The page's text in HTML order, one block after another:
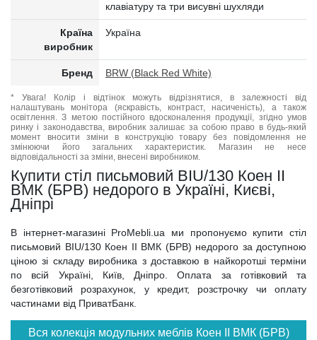
клавіатуру та три висувні шухляди
Країна
виробник
Україна
Бренд BRW (Black Red White)
* Увага! Колір і відтінок можуть відрізнятися, в залежності від
налаштувань монітора (яскравість, контраст, насиченість), а також
освітлення. З метою постійного вдосконалення продукції, згідно умов
ринку і законодавства, виробник залишає за собою право в будь-який
момент вносити зміни в конструкцію товару без повідомлення не
змінюючи його загальних характеристик. Магазин не несе
відповідальності за зміни, внесені виробником.
Купити стіл письмовий BIU/130 Коен II
ВМК (БРВ) недорого в Україні, Києві,
Дніпрі
В інтернет-магазині ProMebli.ua ми пропонуємо купити стіл
письмовий BIU/130 Коен II ВМК (БРВ) недорого за доступною
ціною зі складу виробника з доставкою в найкоротші терміни
по всій Україні, Київ, Дніпро. Оплата за готівковий та
безготівковий розрахунок, у кредит, розстрочку чи оплату
частинами від ПриватБанк.
Вся колекція модульних меблів Коен II ВМК (БРВ)